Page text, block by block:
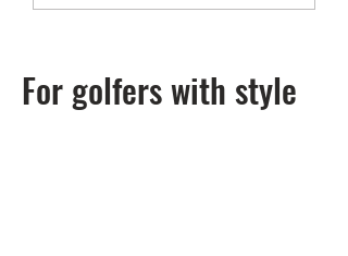
For golfers with style